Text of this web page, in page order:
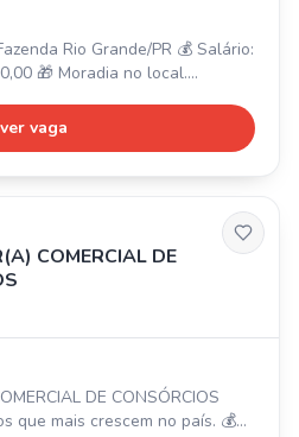
🎁 Moradia no local.
limpeza e pequenos
ver vaga
COMERCIAL DE
DE CONSÓRCIOS
que mais crescem no país. 💰